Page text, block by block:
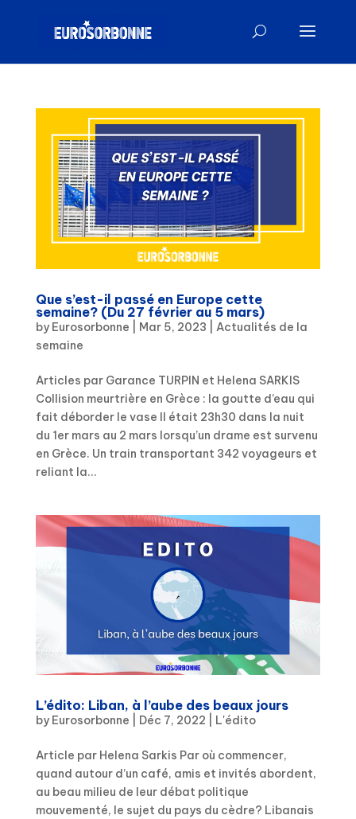
Que s’est-il passé en Europe cette
semaine? (Du 27 février au 5 mars)
by Eurosorbonne Mar 5, 2023
Actualités de la
semaine
Articles par Garance TURPIN et Helena SARKIS
Collision meurtrière en Grèce : la goutte d’eau qui
fait déborder le vase Il était 23h30 dans la nuit
du 1er mars au 2 mars lorsqu’un drame est survenu
en Grèce. Un train transportant 342 voyageurs et
reliant la...
L’édito: Liban, à l’aube des beaux jours
by Eurosorbonne Déc 7, 2022 L'édito
Article par Helena Sarkis Par où commencer,
quand autour d’un café, amis et invités abordent,
au beau milieu de leur débat politique
mouvementé, le sujet du pays du cèdre? Libanais